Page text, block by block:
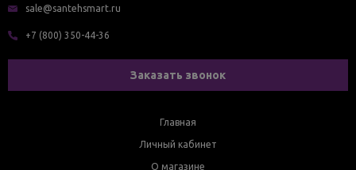
sale@santehsmart.ru
+7 (800) 350-44-36
Заказать звонок
Главная
Личный кабинет
О магазине